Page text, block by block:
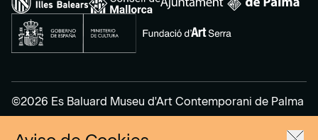
©2026 Es Baluard Museu d'Art Contemporani de Palma